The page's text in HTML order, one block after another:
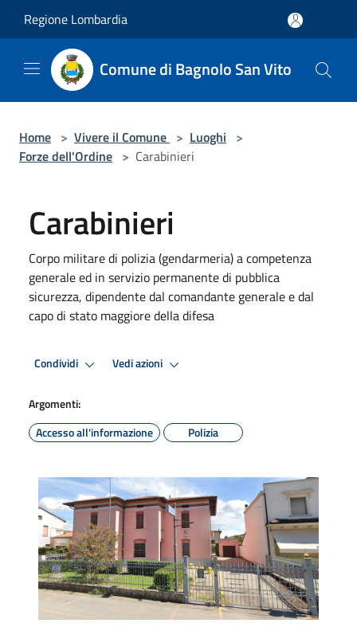
Regione Lombardia
Comune di Bagnolo San Vito
Home > Vivere il Comune > Luoghi >
Forze dell'Ordine > Carabinieri
Carabinieri
Corpo militare di polizia (gendarmeria) a competenza
generale ed in servizio permanente di pubblica
sicurezza, dipendente dal comandante generale e dal
capo di stato maggiore della difesa
Condividi Vedi azioni
Argomenti:
Accesso all'informazione
Polizia